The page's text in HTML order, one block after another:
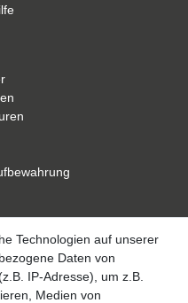
Technologien auf unserer
Daten von
IP-Adresse), um z.B.
Medien von